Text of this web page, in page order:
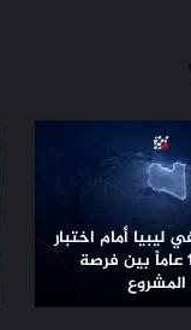
ليبيا أمام اختبار
المراجعة: 15 عاماً بين فرصة
المشروع